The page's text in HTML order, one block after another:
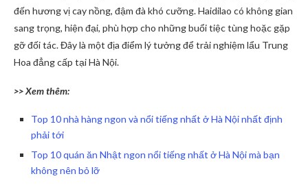
đến hương vị cay nồng, đậm đà khó cưỡng. Haidilao có không gian
sang trọng, hiện đại, phù hợp cho những buổi tiệc tùng hoặc gặp
gỡ đối tác. Đây là một địa điểm lý tưởng để trải nghiệm lẩu Trung
Hoa đẳng cấp tại Hà Nội.
>> Xem thêm:
Top 10 nhà hàng ngon và nổi tiếng nhất ở Hà Nội nhất định
phải tới
Top 10 quán ăn Nhật ngon nổi tiếng nhất ở Hà Nội mà bạn
không nên bỏ lỡ